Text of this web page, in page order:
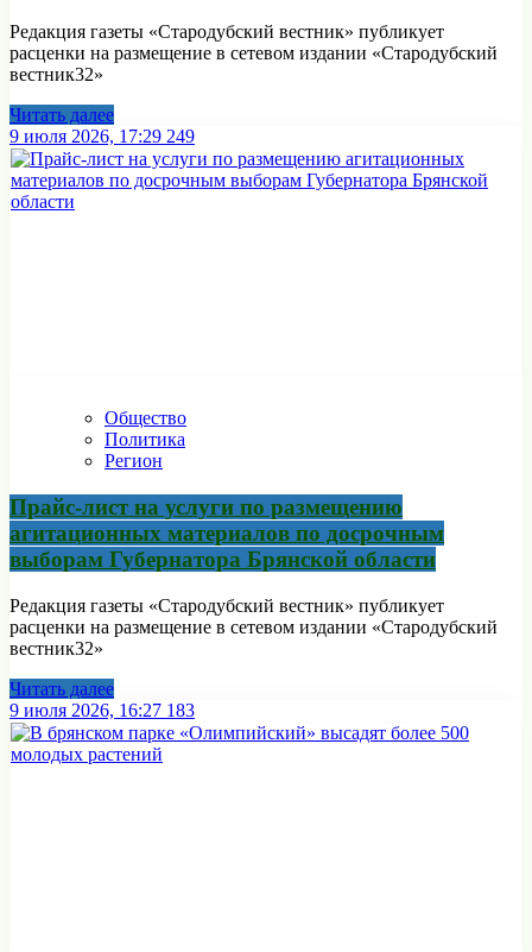
Редакция газеты «Стародубский вестник» публикует
расценки на размещение в сетевом издании «Стародубский
вестник32»
Читать далее
9 июля 2026, 17:29 249
Общество
Политика
Регион
Прайс-лист на услуги по размещению
агитационных материалов по досрочным
выборам Губернатора Брянской области
Редакция газеты «Стародубский вестник» публикует
расценки на размещение в сетевом издании «Стародубский
вестник32»
Читать далее
9 июля 2026, 16:27 183